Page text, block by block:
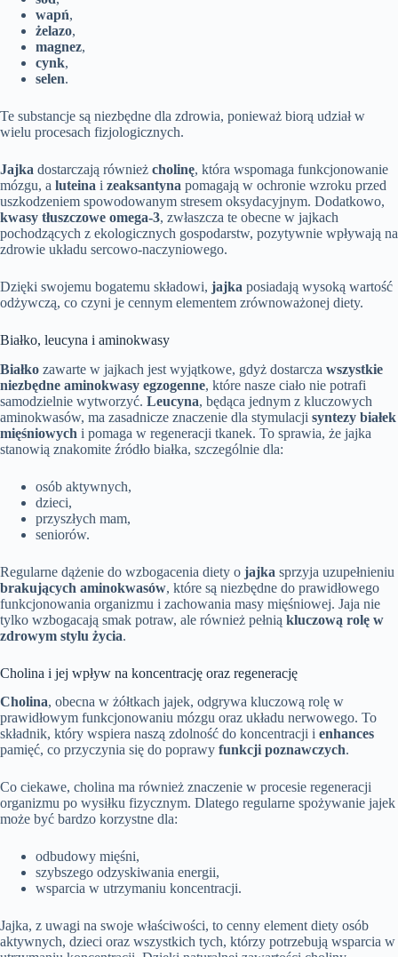
wapń,
żelazo,
magnez,
cynk,
selen.
Te substancje są niezbędne dla zdrowia, ponieważ biorą udział w
wielu procesach fizjologicznych.
Jajka dostarczają również cholinę, która wspomaga funkcjonowanie
mózgu, a luteina i zeaksantyna pomagają w ochronie wzroku przed
uszkodzeniem spowodowanym stresem oksydacyjnym. Dodatkowo,
kwasy tłuszczowe omega-3, zwłaszcza te obecne w jajkach
pochodzących z ekologicznych gospodarstw, pozytywnie wpływają na
zdrowie układu sercowo-naczyniowego.
Dzięki swojemu bogatemu składowi, jajka posiadają wysoką wartość
odżywczą, co czyni je cennym elementem zrównoważonej diety.
Białko, leucyna i aminokwasy
Białko zawarte w jajkach jest wyjątkowe, gdyż dostarcza wszystkie
niezbędne aminokwasy egzogenne, które nasze ciało nie potrafi
samodzielnie wytworzyć. Leucyna, będąca jednym z kluczowych
aminokwasów, ma zasadnicze znaczenie dla stymulacji syntezy białek
mięśniowych i pomaga w regeneracji tkanek. To sprawia, że jajka
stanowią znakomite źródło białka, szczególnie dla:
osób aktywnych,
dzieci,
przyszłych mam,
seniorów.
Regularne dążenie do wzbogacenia diety o jajka sprzyja uzupełnieniu
brakujących aminokwasów, które są niezbędne do prawidłowego
funkcjonowania organizmu i zachowania masy mięśniowej. Jaja nie
tylko wzbogacają smak potraw, ale również pełnią kluczową rolę w
zdrowym stylu życia.
Cholina i jej wpływ na koncentrację oraz regenerację
Cholina, obecna w żółtkach jajek, odgrywa kluczową rolę w
prawidłowym funkcjonowaniu mózgu oraz układu nerwowego. To
składnik, który wspiera naszą zdolność do koncentracji i enhances
pamięć, co przyczynia się do poprawy funkcji poznawczych.
Co ciekawe, cholina ma również znaczenie w procesie regeneracji
organizmu po wysiłku fizycznym. Dlatego regularne spożywanie jajek
może być bardzo korzystne dla:
odbudowy mięśni,
szybszego odzyskiwania energii,
wsparcia w utrzymaniu koncentracji.
Jajka, z uwagi na swoje właściwości, to cenny element diety osób
aktywnych, dzieci oraz wszystkich tych, którzy potrzebują wsparcia w